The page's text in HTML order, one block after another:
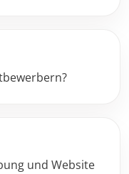
und Website